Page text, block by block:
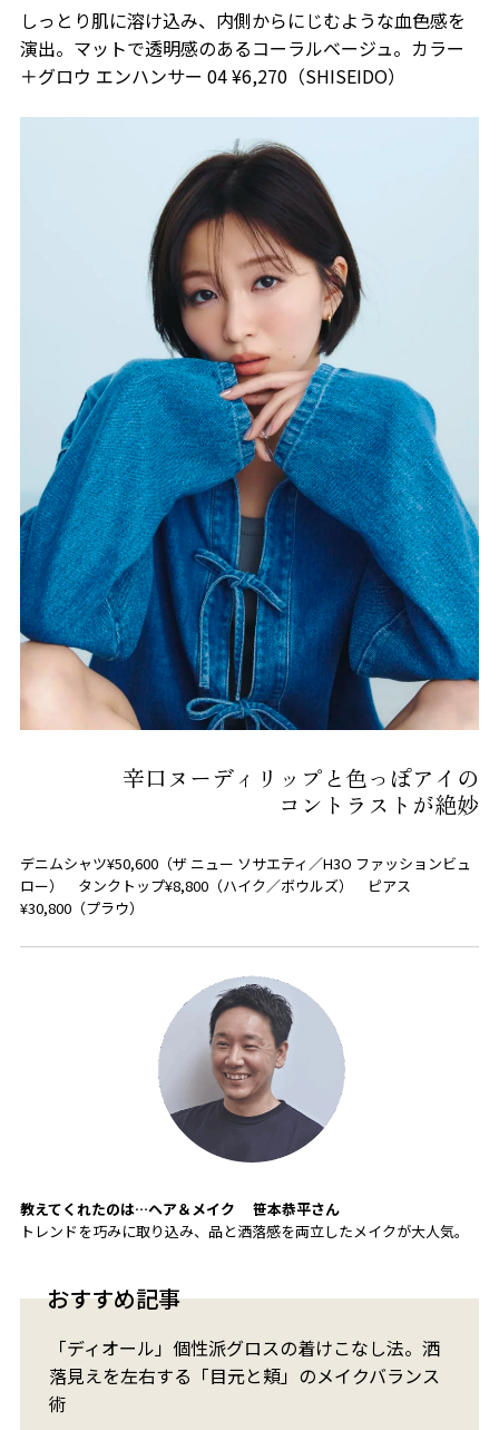
しっとり肌に溶け込み、内側からにじむような血色感を
演出。マットで透明感のあるコーラルベージュ。カラー
＋グロウ エンハンサー 04 ¥6,270（SHISEIDO）
辛口ヌーディリップと色っぽアイの
コントラストが絶妙
デニムシャツ¥50,600（ザ ニュー ソサエティ／H3O ファッションビュ
ロー） タンクトップ¥8,800（ハイク／ボウルズ） ピアス
¥30,800（プラウ）
教えてくれたのは…ヘア＆メイク 笹本恭平さん
トレンドを巧みに取り込み、品と洒落感を両立したメイクが大人気。
おすすめ記事
「ディオール」個性派グロスの着けこなし法。洒
落見えを左右する「目元と頬」のメイクバランス
術